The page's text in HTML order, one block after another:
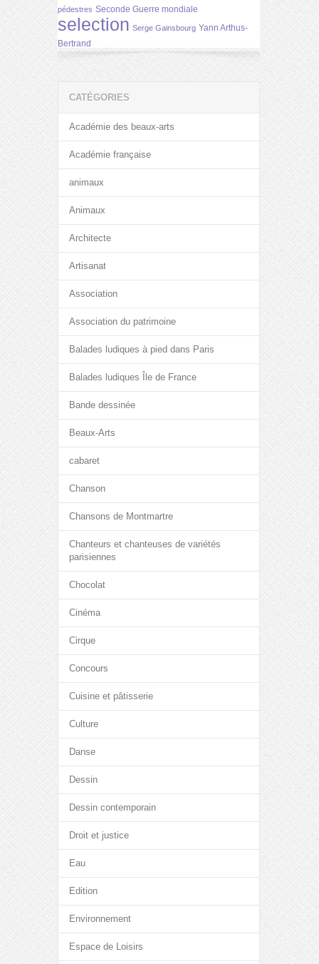
pédestres Seconde Guerre mondiale
selection Serge Gainsbourg Yann Arthus-
Bertrand
CATÉGORIES
Académie des beaux-arts
Académie française
animaux
Animaux
Architecte
Artisanat
Association
Association du patrimoine
Balades ludiques à pied dans Paris
Balades ludiques Île de France
Bande dessinée
Beaux-Arts
cabaret
Chanson
Chansons de Montmartre
Chanteurs et chanteuses de variétés
parisiennes
Chocolat
Cinéma
Cirque
Concours
Cuisine et pâtisserie
Culture
Danse
Dessin
Dessin contemporain
Droit et justice
Eau
Edition
Environnement
Espace de Loisirs